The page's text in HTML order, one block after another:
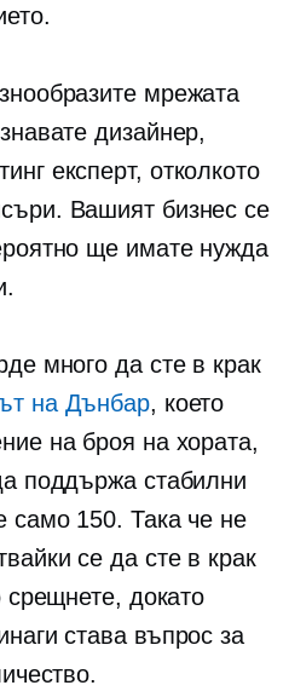
мрежата
дизайнер,
експерт, отколкото
Вашият бизнес се
ще имате нужда
много да сте в крак
на Дънбар, което
на броя на хората,
поддържа стабилни
само 150. Така че не
се да сте в крак
срещнете, докато
става въпрос за